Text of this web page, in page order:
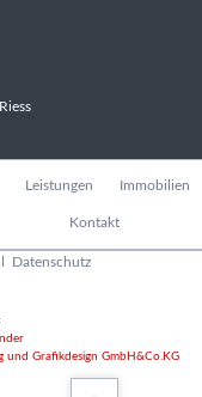
Leistungen Immobilien
Kontakt
Datenschutz
und Grafikdesign GmbH&Co.KG